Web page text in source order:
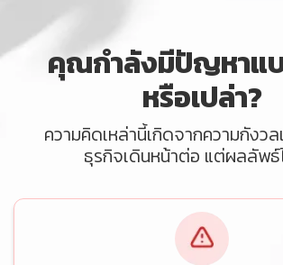
คุณกำลังมีปัญหาแ
หรือเปล่า?
ความคิดเหล่านี้เกิดจากความกังวล
ธุรกิจเดินหน้าต่อ แต่ผลลัพธ์